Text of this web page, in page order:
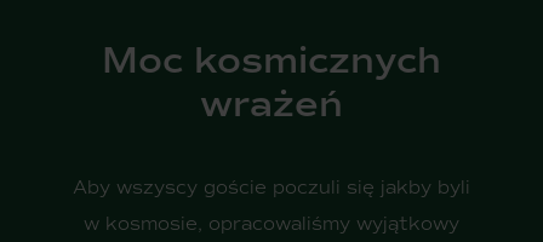
Moc kosmicznych
wrażeń
Aby wszyscy goście poczuli się jakby byli
w kosmosie, opracowaliśmy wyjątkowy